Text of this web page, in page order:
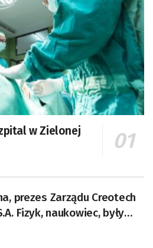
w Zielonej
prezes Zarządu Creotech
były
w Genewie,